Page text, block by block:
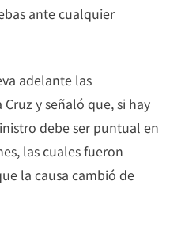
ante cualquier
adelante las
y señaló que, si hay
debe ser puntual en
las cuales fueron
la causa cambió de